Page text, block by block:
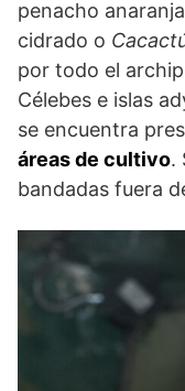
penacho
cidrado o
por todo el
Célebes e islas
se encuentra
áreas de cultivo.
bandadas fuera